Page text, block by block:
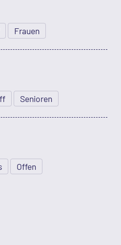
Frauen
Senioren
Offen